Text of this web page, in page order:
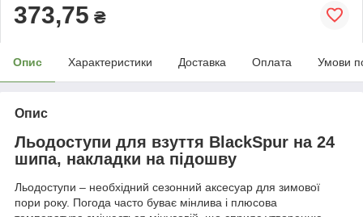
373,75 ₴
Опис Характеристики Доставка Оплата Умови
Опис
Льодоступи для взуття BlackSpur на 24
шипа, накладки на підошву
Льодоступи – необхідний сезонний аксесуар для зимової
пори року. Погода часто буває мінлива і плюсова